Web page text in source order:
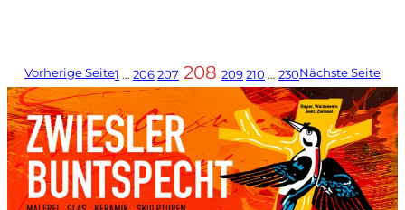
Vorherige Seite1 … 206207 208 209210 … 230Nächste Seite